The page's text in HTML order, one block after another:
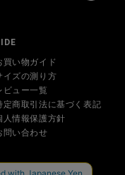
買い物ガイド
イズの測り方
ビュー一覧
定商取引法に基づく表記
人情報保護方針
問い合わせ